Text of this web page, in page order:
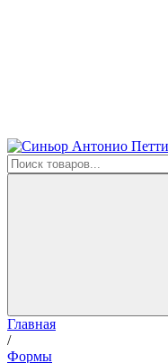
Главная
/
Формы